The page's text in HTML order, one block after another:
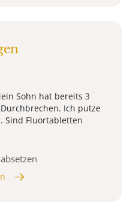
Sohn hat bereits 3
Ich putze
Sind Fluortabletten